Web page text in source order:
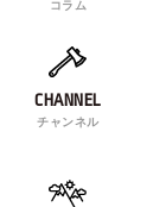
コラム
CHANNEL
チャンネル